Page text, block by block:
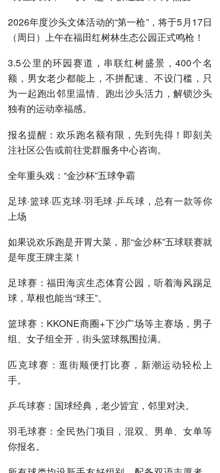
2026年度沙头文体活动的“第一枪”，将于5月17日
（周日）上午在福田红树林生态公园正式鸣枪！
3.5公里的环园赛道，串联红树盛景，400个名
额，男女老少都能上，不拼配速、不设门槛，只
为一起跑出邻里温情、跑出沙头活力，解锁沙头
独有的运动幸福感。
报名提醒：欢乐跑名额有限，先到先得！即刻关
注社区公告或前往党群服务中心咨询。
全年重头戏：“金沙杯”五球争霸
足球·篮球·匹克球·羽毛球·乒乓球，总有一款等你
上场
如果说欢乐跑是开胃大菜，那“金沙杯”五球联赛就
是年度王牌主菜！
足球赛：福田海滨生态体育公园，听着海风踢足
球，草根也能当“球王”。
篮球赛：KKONE商圈+下沙广场等主赛场，男子
组、女子组全开，街头篮球氛围拉满。
匹克球赛：逛街顺便打比赛，新潮运动轻松上
手。
乒乓球赛：国球经典，老少皆宜，邻里对决。
羽毛球赛：全民热门项目，混双、男单、女单等
你报名。